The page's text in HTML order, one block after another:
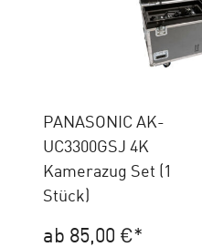
PANASONIC AK-
UC3300GSJ 4K
Kamerazug Set (1
Stück)
ab 85,00 €*